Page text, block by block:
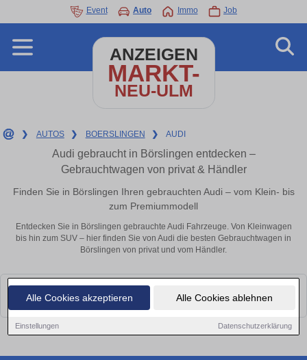
Alle Cookies akzeptieren Alle Cookies ablehnen
Einstellungen Datenschutzerklärung
Event Auto Immo Job
ANZEIGEN
MARKT-
NEU-ULM
❯ AUTOS ❯ BOERSLINGEN ❯ AUDI
Audi gebraucht in Börslingen entdecken –
Gebrauchtwagen von privat & Händler
Finden Sie in Börslingen Ihren gebrauchten Audi – vom Klein- bis
zum Premiummodell
Entdecken Sie in Börslingen gebrauchte Audi Fahrzeuge. Von Kleinwagen
bis hin zum SUV – hier finden Sie von Audi die besten Gebrauchtwagen in
Börslingen von privat und vom Händler.
Leider konnten wir derzeit keine passenden Autos finden. Schauen Sie
bald wieder vorbei!